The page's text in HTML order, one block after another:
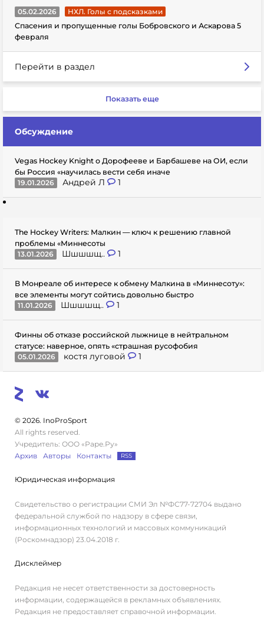
05.02.2026
НХЛ. Голы с подсказками
Спасения и пропущенные голы Бобровского и Аскарова 5
февраля
Перейти в раздел
Показать еще
Обсуждение
Vegas Hockey Knight о Дорофееве и Барбашеве на ОИ, если
бы Россия «научилась вести себя иначе
19.01.2026
Андрей Л 1
The Hockey Writers: Малкин — ключ к решению главной
проблемы «Миннесоты
13.01.2026
Шшшшщ.. 1
В Монреале об интересе к обмену Малкина в «Миннесоту»:
все элементы могут сойтись довольно быстро
11.01.2026
Шшшшщ.. 1
Финны об отказе российской лыжнице в нейтральном
статусе: наверное, опять «страшная русофобия
05.01.2026
костя луговой 1
© 2026. InoProSport
All rights reserved.
Учредитель: ООО «Раре.Ру»
Архив
Авторы Контакты RSS
Юридическая информация
Свидетельство о регистрации СМИ Эл №ФС77-72704 выдано
федеральной службой по надзору в сфере связи,
информационных технологий и массовых коммуникаций
(Роскомнадзор) 23.04.2018 г.
Дисклеймер
Редакция не несет ответственности за достоверность
информации, содержащейся в рекламных объявлениях.
Редакция не предоставляет справочной информации.